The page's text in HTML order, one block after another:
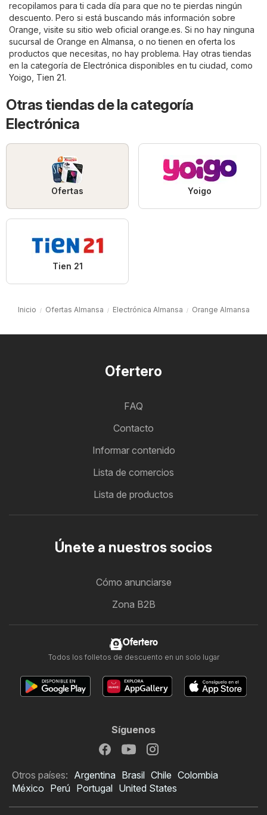
recopilamos para ti cada día para que no te pierdas ningún
descuento. Pero si está buscando más información sobre
Orange, visite su sitio web oficial orange.es. Si no hay ninguna
sucursal de Orange en Almansa, o no tienen en oferta los
productos que necesitas, no hay problema. Hay otras tiendas
en la categoría de Electrónica disponibles en tu ciudad, como
Yoigo Tien 21.
Otras tiendas de la categoría
Electrónica
Ofertas Yoigo
Tien 21
Inicio Ofertas Almansa Electrónica Almansa Orange Almansa
Ofertero
FAQ
Contacto
Informar contenido
Lista de comercios
Lista de productos
Únete a nuestros socios
Cómo anunciarse
Zona B2B
Ofertero
Todos los folletos de descuento en un solo lugar
Síguenos
Otros países: Argentina Brasil Chile Colombia
México Perú Portugal United States